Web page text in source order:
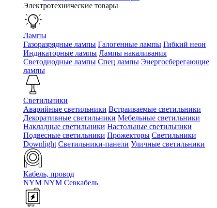
Электротехнические товары
Лампы
Газоразрядные лампы Галогенные лампы Гибкий неон
Индикаторные лампы Лампы накаливания
Светодиодные лампы Спец лампы Энергосберегающие
лампы
Светильники
Аварийные светильники Встраиваемые светильники
Декоративные светильники Мебельные светильники
Накладные светильники Настольные светильники
Подвесные светильники Прожекторы Светильники
Downlight Светильники-панели Уличные светильники
Кабель, провод
NYM NYM Севкабель